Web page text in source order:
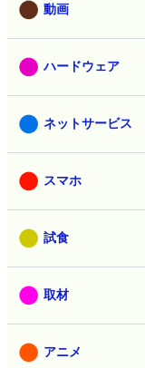
動画
ハードウェア
ネットサービス
スマホ
試食
取材
アニメ